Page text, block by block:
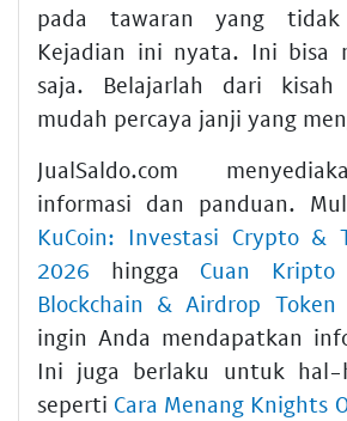
pada tawaran yang
Kejadian ini nyata. Ini bisa
saja. Belajarlah dari kisah
mudah percaya janji yang
JualSaldo.com
informasi dan panduan.
KuCoin: Investasi Crypto &
2026 hingga Cuan Kripto
Blockchain & Airdrop Token
ingin Anda mendapatkan
Ini juga berlaku untuk
seperti Cara Menang Knights